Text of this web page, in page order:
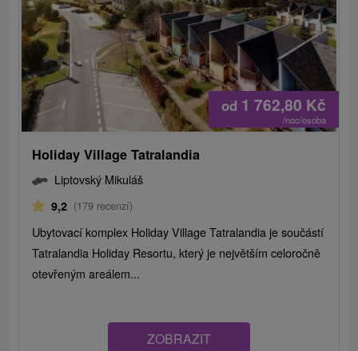
od 1 762,80 Kč
/noc/osoba
Holiday Village Tatralandia
Liptovský Mikuláš
9,2 (179 recenzí)
Ubytovací komplex Holiday Village Tatralandia je součástí
Tatralandia Holiday Resortu, který je největším celoročně
otevřeným areálem...
ZOBRAZIT